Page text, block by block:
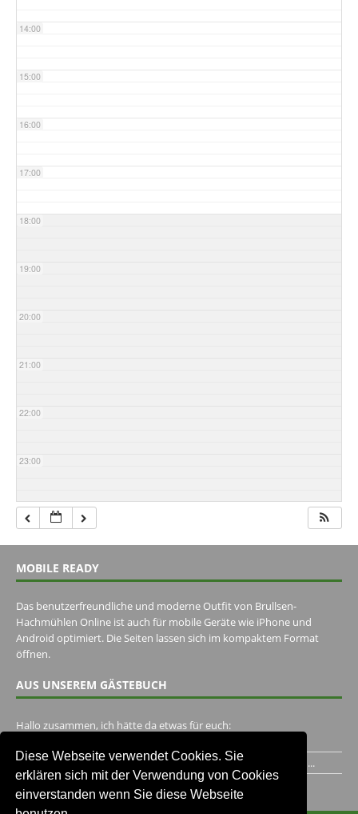
Diese Webseite verwendet Cookies. Sie
erklären sich mit der Verwendung von Cookies
einverstanden wenn Sie diese Webseite
14:00
15:00
16:00
17:00
18:00
19:00
20:00
21:00
22:00
23:00
MOBILE READY
Das benutzerfreundliche und moderne Outfit von Brullsen-
Hachmühlen Online ist auch für mobile Geräte wie iPhone und
Android optimiert. Die Seiten lassen sich im kompaktem Format
öffnen.
AUS UNSEREM GÄSTEBUCH
Hallo zusammen, ich hätte da etwas für euch:
Ich habe ein Jahr im Gasthaus Hugo Pape verbracht..Habe ihn...
Unser Gästebuch besuchen